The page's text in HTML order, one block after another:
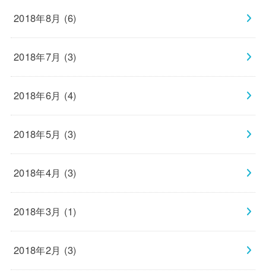
2018年8月 (6)
2018年7月 (3)
2018年6月 (4)
2018年5月 (3)
2018年4月 (3)
2018年3月 (1)
2018年2月 (3)